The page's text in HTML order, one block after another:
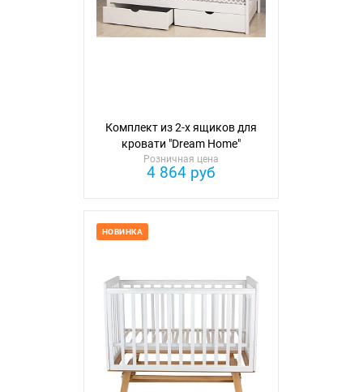
Комплект из 2-х ящиков для
кровати "Dream Home"
Розничная цена
4 864 руб
НОВИНКА